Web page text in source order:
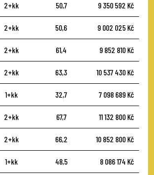
2+kk 50,7 9 350 592 Kč
2+kk 50,6 9 002 025 Kč
2+kk 61,4 9 852 810 Kč
2+kk 63,3 10 537 430 Kč
1+kk 32,7 7 098 689 Kč
2+kk 67,7 11 132 800 Kč
2+kk 66,2 10 852 800 Kč
1+kk 48,5 8 086 174 Kč